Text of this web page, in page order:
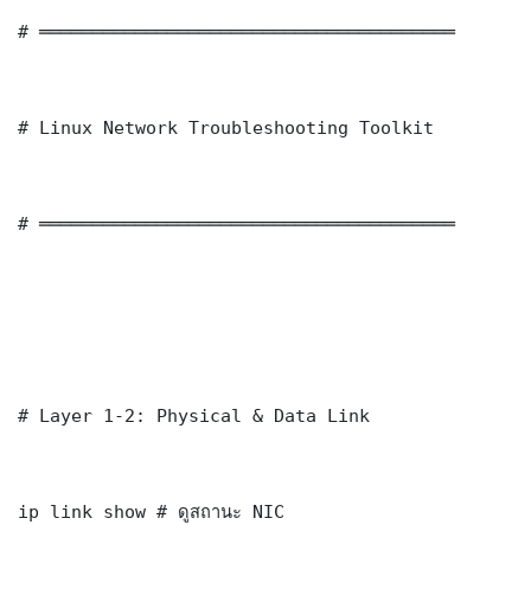
# ═══════════════════════════════════════
# Linux Network Troubleshooting Toolkit
# ═══════════════════════════════════════
# Layer 1-2: Physical & Data Link
ip link show # ดูสถานะ NIC